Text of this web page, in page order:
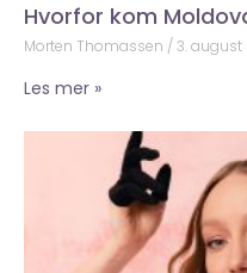
Hvorfor kom
Morten Thomassen 3. august
Les mer »